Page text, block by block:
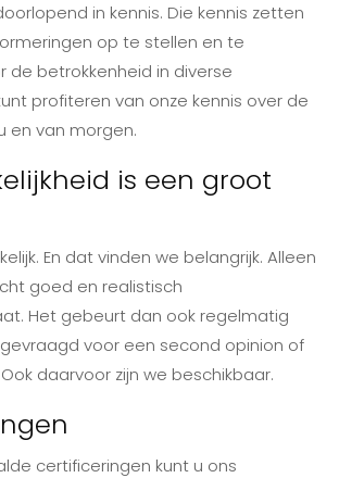
in kennis. Die kennis zetten
op te stellen en te
de betrokkenheid in diverse
profiteren van onze kennis over de
en van morgen.
is een groot
En dat vinden we belangrijk. Alleen
goed en realistisch
Het gebeurt dan ook regelmatig
voor een second opinion of
daarvoor zijn we beschikbaar.
certificeringen kunt u ons